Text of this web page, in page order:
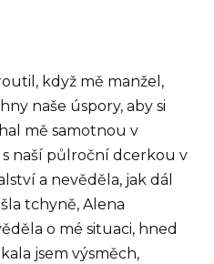
když mě manžel,
naše úspory, aby si
mě samotnou v
naší půlroční dcerkou v
a nevěděla, jak dál
tchyně, Alena
o mé situaci, hned
jsem výsměch,